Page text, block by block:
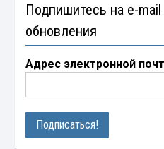
Подпишитесь на e-
обновления
Адрес электронной